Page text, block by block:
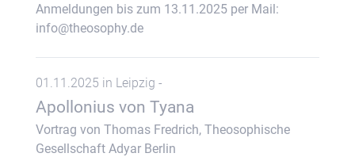
Anmeldungen bis zum 13.11.2025 per Mail:
info@theosophy.de
01.11.2025 in Leipzig -
Apollonius von Tyana
Vortrag von Thomas Fredrich, Theosophische
Gesellschaft Adyar Berlin